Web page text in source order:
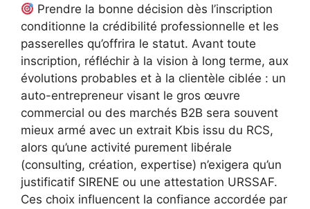
Prendre la bonne décision dès l’inscription
conditionne la crédibilité professionnelle et les
passerelles qu’offrira le statut. Avant toute
inscription, réfléchir à la vision à long terme, aux
évolutions probables et à la clientèle ciblée : un
auto-entrepreneur visant le gros œuvre
commercial ou des marchés B2B sera souvent
mieux armé avec un extrait Kbis issu du RCS,
alors qu’une activité purement libérale
(consulting, création, expertise) n’exigera qu’un
justificatif SIRENE ou une attestation URSSAF.
Ces choix influencent la confiance accordée par